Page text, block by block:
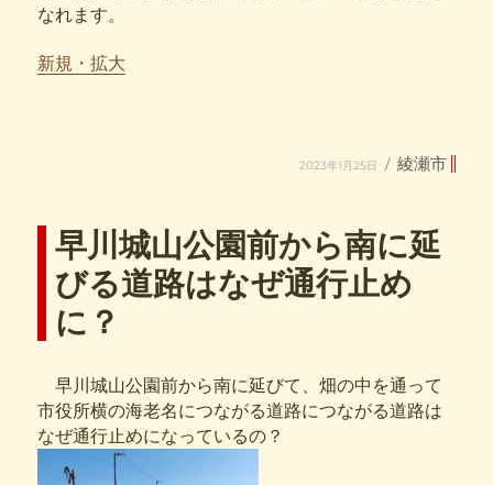
なれます。
新規・拡大
投
稿
2023年1月25日
カ
テ
綾瀬市
早川城山公園前から南に延
びる道路はなぜ通行止め
に？
早川城山公園前から南に延びて、畑の中を通って
市役所横の海老名につながる道路につながる道路は
なぜ通行止めになっているの？